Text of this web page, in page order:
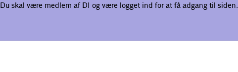
Du skal være medlem af DI og være logget ind for at få adgang til siden.